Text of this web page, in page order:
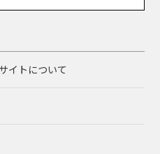
イトについて